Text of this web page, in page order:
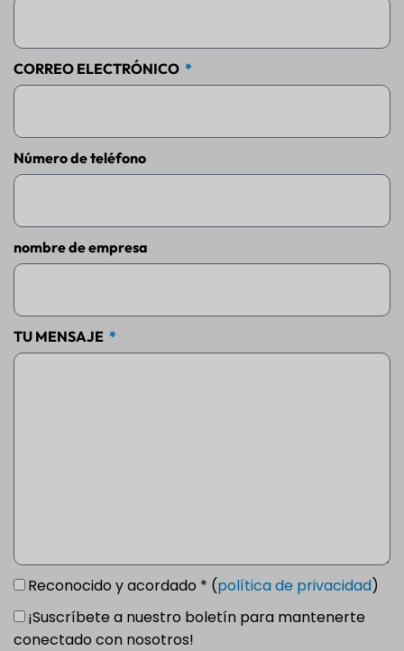
CORREO ELECTRÓNICO
Número de teléfono
nombre de empresa
TU MENSAJE
Reconocido y acordado * (política de privacidad)
¡Suscríbete a nuestro boletín para mantenerte
conectado con nosotros!